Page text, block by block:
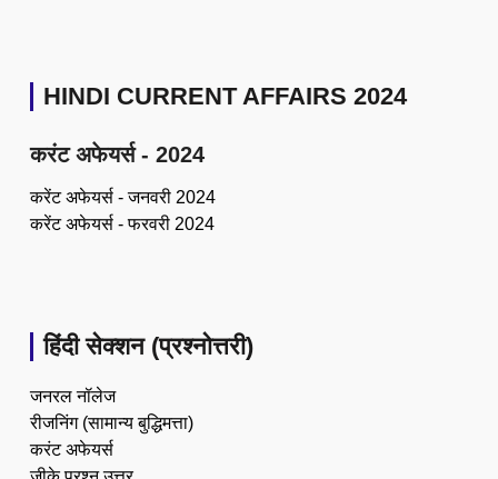
HINDI CURRENT AFFAIRS 2024
करंट अफेयर्स - 2024
करेंट अफेयर्स - जनवरी 2024
करेंट अफेयर्स - फरवरी 2024
हिंदी सेक्शन (प्रश्नोत्तरी)
जनरल नॉलेज
रीजनिंग (सामान्य बुद्धिमत्ता)
करंट अफेयर्स